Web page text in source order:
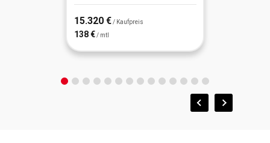
15.320 € / Kaufpreis
138 € / mtl